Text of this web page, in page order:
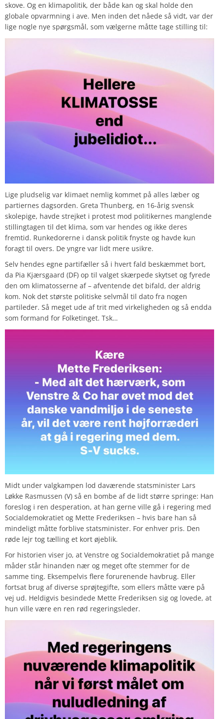
skove. Og en klimapolitik, der både kan og skal holde den
globale opvarmning i ave. Men inden det nåede så vidt, var der
lige nogle nye spørgsmål, som vælgerne måtte tage stilling til:
Lige pludselig var klimaet nemlig kommet på alles læber og
partiernes dagsorden. Greta Thunberg, en 16-årig svensk
skolepige, havde strejket i protest mod politikernes manglende
stillingtagen til det klima, som var hendes og ikke deres
fremtid. Runkedorerne i dansk politik fnyste og havde kun
foragt til overs. De yngre var lidt mere usikre.
Selv hendes egne partifæller så i hvert fald beskæmmet bort,
da Pia Kjærsgaard (DF) op til valget skærpede skytset og fyrede
den om klimatosserne af – afventende det bifald, der aldrig
kom. Nok det største politiske selvmål til dato fra nogen
partileder. Så meget ude af trit med virkeligheden og så endda
som formand for Folketinget. Tsk…
Midt under valgkampen lod daværende statsminister Lars
Løkke Rasmussen (V) så en bombe af de lidt større springe: Han
foreslog i ren desperation, at han gerne ville gå i regering med
Socialdemokratiet og Mette Frederiksen – hvis bare han så
mindeligt måtte forblive statsminister. For enhver pris. Den
røde lejr tog tælling et kort øjeblik.
For historien viser jo, at Venstre og Socialdemokratiet på mange
måder står hinanden nær og meget ofte stemmer for de
samme ting. Eksempelvis flere forurenende havbrug. Eller
fortsat brug af diverse sprøjtegifte, som ellers måtte være på
vej ud. Heldigvis besindede Mette Frederiksen sig og lovede, at
hun ville være en ren rød regeringsleder.